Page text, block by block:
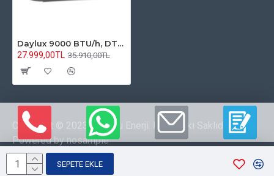
SEPETE EKLE
Daylux 9000 BTU/h, DTXP25A İnverterli Klima R32 Gazlı
27.999,00TL 35.910,00TL
Copyright © 2023 Kipoğlu Enerji. Her Hakkı Saklıdır.
Powered by nosample